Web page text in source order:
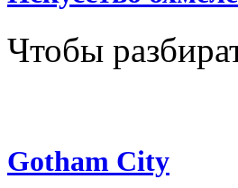
Чтобы
Gotham City